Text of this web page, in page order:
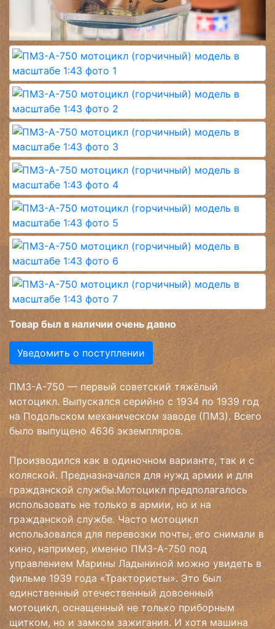
Товар был в наличии очень давно
Уведомить о поступлении
ПМЗ-А-750 — первый советский тяжёлый
мотоцикл. Выпускался серийно с 1934 по 1939 год
на Подольском механическом заводе (ПМЗ). Всего
было выпущено 4636 экземпляров.
Производился как в одиночном варианте, так и с
коляской. Предназначался для нужд армии и для
гражданской службы.Мотоцикл предполагалось
использовать не только в армии, но и на
гражданской службе. Часто мотоцикл
использовался для перевозки почты, его снимали в
кино, например, именно ПМЗ-А-750 под
управлением Марины Ладыниной можно увидеть в
фильме 1939 года «Трактористы». Это был
единственный отечественный довоенный
мотоцикл, оснащенный не только приборным
щитком, но и замком зажигания. И хотя машина